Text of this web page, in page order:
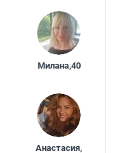
Милана,40
Анастасия,